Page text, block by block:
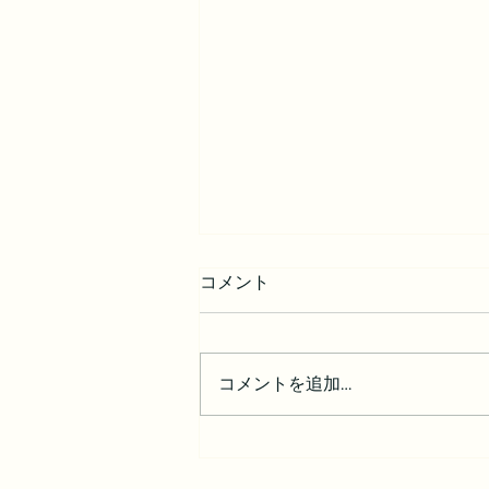
コメント
コメントを追加…